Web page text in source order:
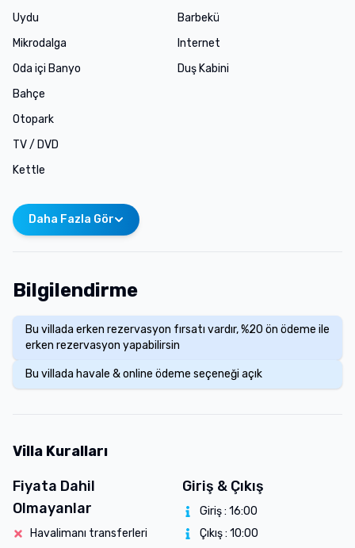
Uydu
Mikrodalga
Oda içi Banyo
Barbekü
Internet
Duş Kabini
Bahçe
Otopark
TV / DVD
Kettle
Daha Fazla Gör
Bilgilendirme
Bu villada erken rezervasyon fırsatı vardır, %20 ön ödeme ile
erken rezervasyon yapabilirsin
Bu villada havale & online ödeme seçeneği açık
Villa Kuralları
Fiyata Dahil
Olmayanlar
Havalimanı transferleri
Giriş & Çıkış
Giriş : 16:00
Çıkış : 10:00